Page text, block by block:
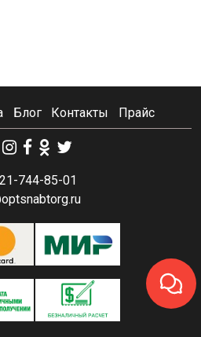
Блог Контакты Прайс
744-85-01